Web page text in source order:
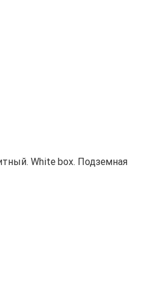
White box. Подземная